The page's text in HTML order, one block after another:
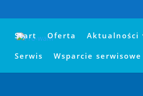
Start Oferta Aktualności
Serwis Wsparcie serwisowe